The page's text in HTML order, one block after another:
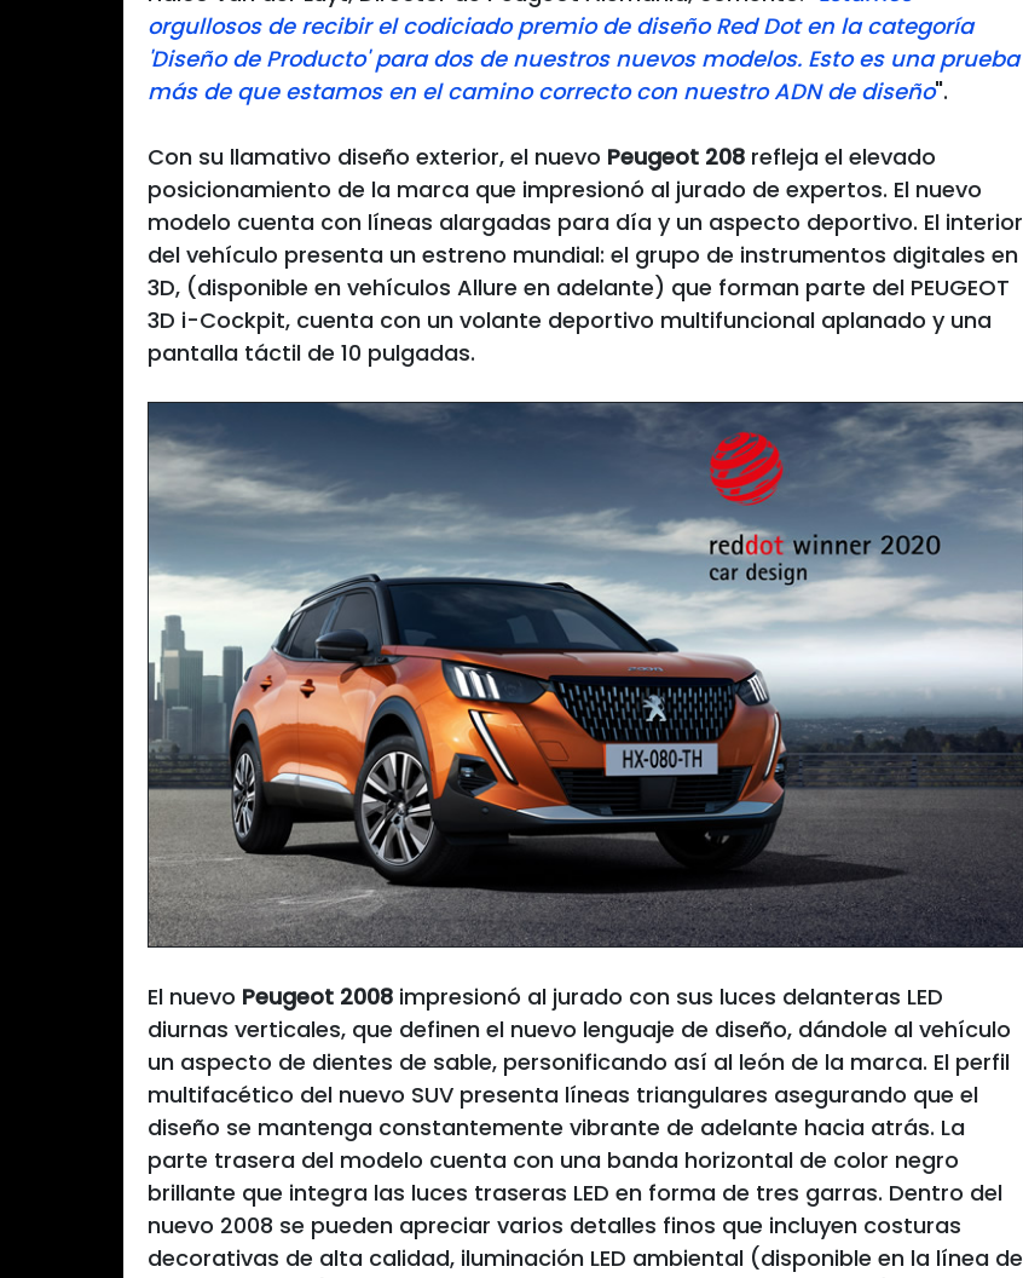
orgullosos de recibir el codiciado premio de diseño Red Dot en la categoría
'Diseño de Producto' para dos de nuestros nuevos modelos. Esto es una prueba
más de que estamos en el camino correcto con nuestro ADN de diseño".
Con su llamativo diseño exterior, el nuevo Peugeot 208 refleja el elevado
posicionamiento de la marca que impresionó al jurado de expertos. El nuevo
modelo cuenta con líneas alargadas para día y un aspecto deportivo. El interior
del vehículo presenta un estreno mundial: el grupo de instrumentos digitales en
3D, (disponible en vehículos Allure en adelante) que forman parte del PEUGEOT
3D i-Cockpit, cuenta con un volante deportivo multifuncional aplanado y una
pantalla táctil de 10 pulgadas.
El nuevo Peugeot 2008 impresionó al jurado con sus luces delanteras LED
diurnas verticales, que definen el nuevo lenguaje de diseño, dándole al vehículo
un aspecto de dientes de sable, personificando así al león de la marca. El perfil
multifacético del nuevo SUV presenta líneas triangulares asegurando que el
diseño se mantenga constantemente vibrante de adelante hacia atrás. La
parte trasera del modelo cuenta con una banda horizontal de color negro
brillante que integra las luces traseras LED en forma de tres garras. Dentro del
nuevo 2008 se pueden apreciar varios detalles finos que incluyen costuras
decorativas de alta calidad, iluminación LED ambiental (disponible en la línea de